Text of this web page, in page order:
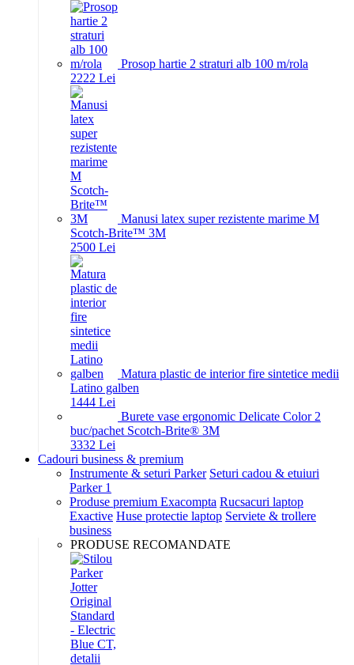
Prosop hartie 2 straturi alb 100 m/rola
2222 Lei
Manusi latex super rezistente marime M
Scotch-Brite™ 3M
2500 Lei
Matura plastic de interior fire sintetice medii
Latino galben
1444 Lei
Burete vase ergonomic Delicate Color 2
buc/pachet Scotch-Brite® 3M
3332 Lei
Cadouri business & premium
Instrumente & seturi Parker Seturi cadou & etuiuri
Parker 1
Produse premium Exacompta Rucsacuri laptop
Exactive Huse protectie laptop Serviete & trollere
business
PRODUSE RECOMANDATE